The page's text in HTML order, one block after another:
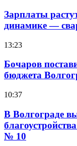
Зарплаты
динамике —
13:23
Бочаров
бюджета
10:37
В Волгограде
№ 10